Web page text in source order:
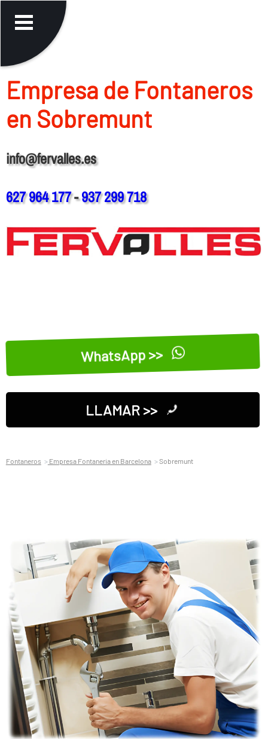
Empresa de Fontaneros
en Sobremunt
info@fervalles.es
627 964 177-937 299 718
WhatsApp >>
LLAMAR >>
Fontaneros Empresa Fontaneria en Barcelona Sobremunt